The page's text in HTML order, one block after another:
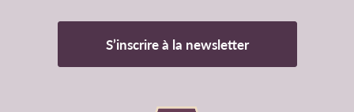
S’inscrire à la newsletter